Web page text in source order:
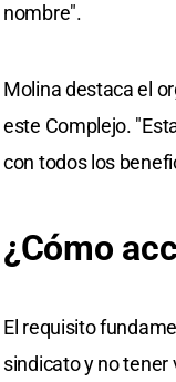
nombre".
Molina destaca el
este Complejo.
con todos los
¿Cómo
El requisito
sindicato y no tener